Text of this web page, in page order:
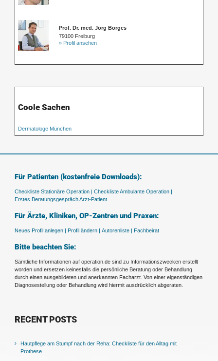
Prof. Dr. med. Jörg Borges
79100 Freiburg
» Profil ansehen
Coole Sachen
Dermatologe München
Für Patienten (kostenfreie Downloads):
Checkliste Stationäre Operation | Checkliste Ambulante Operation |
Erstes Beratungsgespräch Arzt-Patient
Für Ärzte, Kliniken, OP-Zentren und Praxen:
Neues Profil anlegen | Profil ändern | Autorenliste | Fachbeirat
Bitte beachten Sie:
Sämtliche Informationen auf operation.de sind zu Informationszwecken erstellt
worden und ersetzen keinesfalls die persönliche Beratung oder Behandlung
durch einen ausgebildeten und anerkannten Facharzt. Von einer eigenständigen
Diagnosestellung oder Behandlung wird hiermit ausdrücklich abgeraten.
RECENT POSTS
Hautpflege am Stumpf nach der Reha: Checkliste für den Alltag mit
Prothese